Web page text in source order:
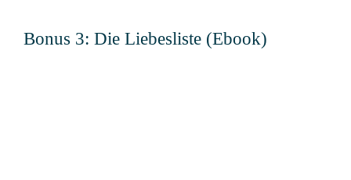
Bonus 3: Die Liebesliste (Ebook)